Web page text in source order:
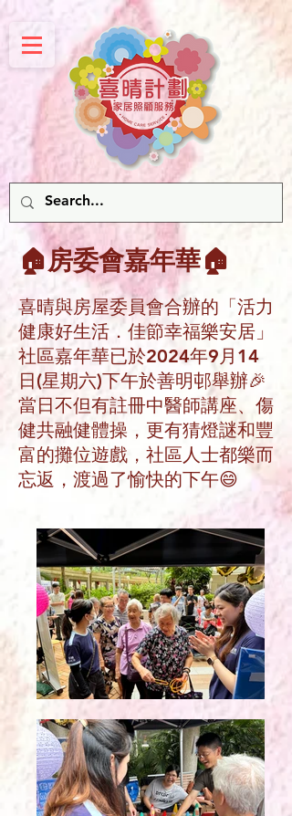
🏠房委會嘉年華🏠
喜晴與房屋委員會合辦的「活力
健康好生活．佳節幸福樂安居」
社區嘉年華已於2024年9月14
日(星期六)下午於善明邨舉辦🎉
當日不但有註冊中醫師講座、傷
健共融健體操，更有猜燈謎和豐
富的攤位遊戲，社區人士都樂而
忘返，渡過了愉快的下午😄